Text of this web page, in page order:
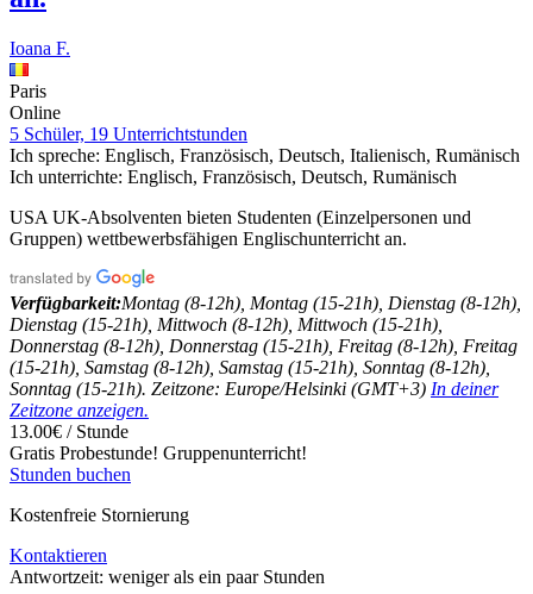
Ioana F.
Paris
Online
5 Schüler, 19 Unterrichtstunden
Ich spreche: Englisch, Französisch, Deutsch, Italienisch, Rumänisch
Ich unterrichte: Englisch, Französisch, Deutsch, Rumänisch
USA UK-Absolventen bieten Studenten (Einzelpersonen und
Gruppen) wettbewerbsfähigen Englischunterricht an.
Verfügbarkeit:Montag (8-12h), Montag (15-21h), Dienstag (8-12h),
Dienstag (15-21h), Mittwoch (8-12h), Mittwoch (15-21h),
Donnerstag (8-12h), Donnerstag (15-21h), Freitag (8-12h), Freitag
(15-21h), Samstag (8-12h), Samstag (15-21h), Sonntag (8-12h),
Sonntag (15-21h). Zeitzone: Europe/Helsinki (GMT+3) In deiner
Zeitzone anzeigen.
13.00€ / Stunde
Gratis Probestunde! Gruppenunterricht!
Stunden buchen
Kostenfreie Stornierung
Kontaktieren
Antwortzeit: weniger als ein paar Stunden